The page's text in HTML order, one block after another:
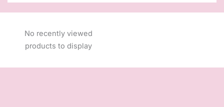
No recently viewed
products to display